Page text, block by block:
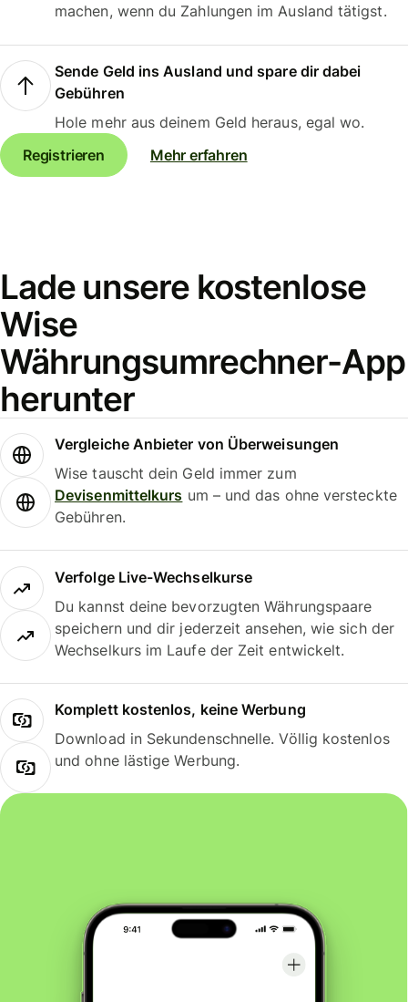
machen, wenn du Zahlungen im Ausland tätigst.
Sende Geld ins Ausland und spare dir dabei
Gebühren
Hole mehr aus deinem Geld heraus, egal wo.
Registrieren
Mehr erfahren
Lade unsere kostenlose
Wise
Währungsumrechner-App
herunter
Vergleiche Anbieter von Überweisungen
Wise tauscht dein Geld immer zum
Devisenmittelkurs um – und das ohne versteckte
Gebühren.
Verfolge Live-Wechselkurse
Du kannst deine bevorzugten Währungspaare
speichern und dir jederzeit ansehen, wie sich der
Wechselkurs im Laufe der Zeit entwickelt.
Komplett kostenlos, keine Werbung
Download in Sekundenschnelle. Völlig kostenlos
und ohne lästige Werbung.